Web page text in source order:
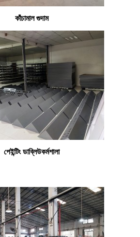
কাঁচামাল গুদাম
পেইন্টিং ডাব্লিউকর্মশালা